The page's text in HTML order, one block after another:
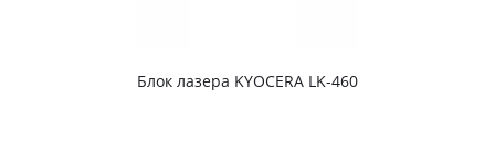
Блок лазера KYOCERA LK-460